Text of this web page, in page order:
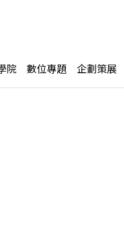
院 數位專題 企劃策展